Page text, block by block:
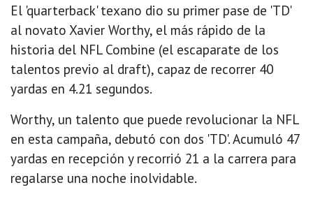
El 'quarterback' texano dio su primer pase de 'TD'
al novato Xavier Worthy, el más rápido de la
historia del NFL Combine (el escaparate de los
talentos previo al draft), capaz de recorrer 40
yardas en 4.21 segundos.
Worthy, un talento que puede revolucionar la NFL
en esta campaña, debutó con dos 'TD'. Acumuló 47
yardas en recepción y recorrió 21 a la carrera para
regalarse una noche inolvidable.